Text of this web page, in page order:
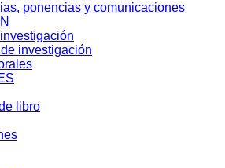
ponencias y comunicaciones
investigación
libro